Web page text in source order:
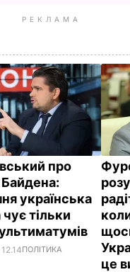
РЕКЛАМА
про
Байдена:
українська
тільки
ПОЛІТИКА
це